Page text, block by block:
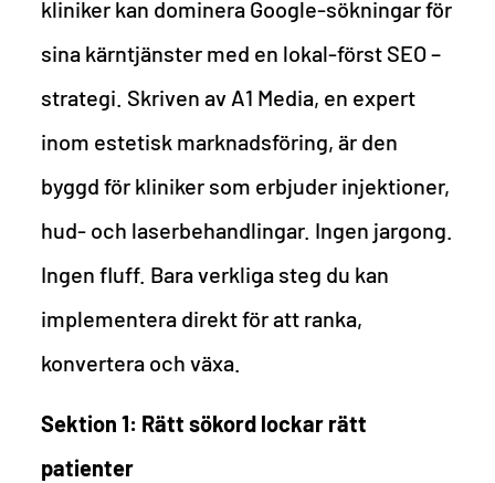
kliniker kan dominera Google-sökningar för
sina kärntjänster med en lokal-först SEO –
strategi. Skriven av A1 Media, en expert
inom estetisk marknadsföring, är den
byggd för kliniker som erbjuder injektioner,
hud- och laserbehandlingar. Ingen jargong.
Ingen fluff. Bara verkliga steg du kan
implementera direkt för att ranka,
konvertera och växa.
Sektion 1: Rätt sökord lockar rätt
patienter